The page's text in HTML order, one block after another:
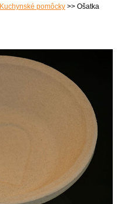
Kuchynské pomôcky >> Ošatka